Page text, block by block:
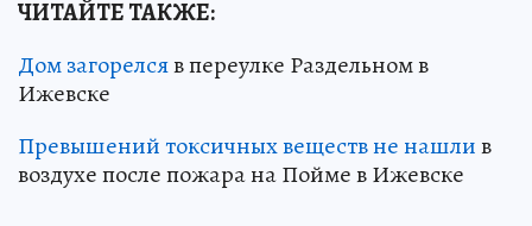
ЧИТАЙТЕ ТАКЖЕ:
Дом загорелсяв переулке Раздельном в
Ижевске
Превышений токсичных веществ не нашлив
воздухе после пожара на Пойме в Ижевске